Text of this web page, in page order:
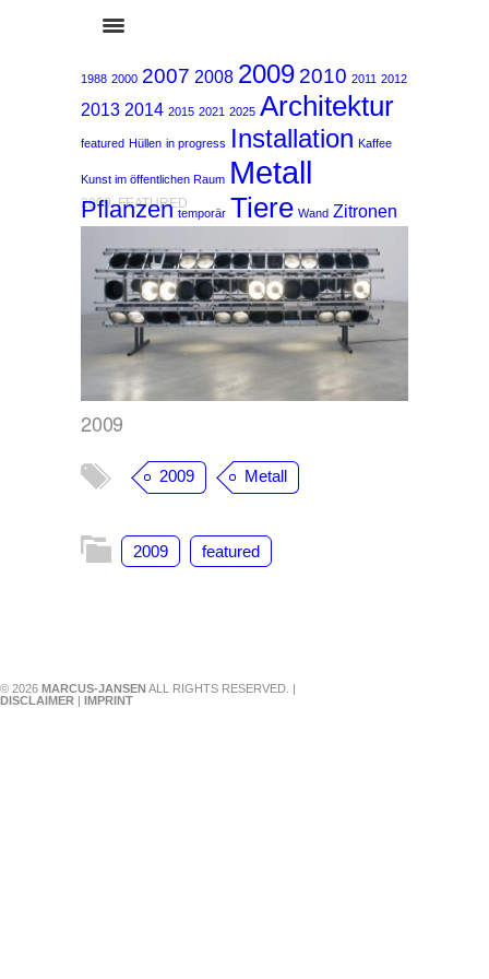
1988 2000 2007 2008 2009 2010 2011 2012
2013 2014 2015 2021 2025 Architektur
featured Hüllen in progress Installation Kaffee
Kunst im öffentlichen Raum Metall
Pflanzen temporär Tiere Wand Zitronen
2009,FEATURED
2009
2009 Metall
2009 featured
© 2026 MARCUS-JANSENALL RIGHTS RESERVED. |
DISCLAIMER | IMPRINT